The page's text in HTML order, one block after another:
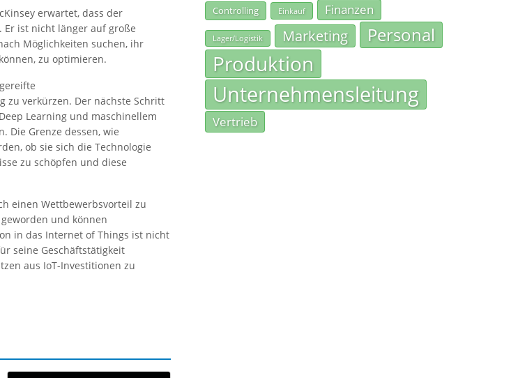
erwartet, dass der
ist nicht länger auf große
Möglichkeiten suchen, ihr
zu optimieren.
zu verkürzen. Der nächste Schritt
Learning und maschinellem
Die Grenze dessen, wie
ob sie sich die Technologie
zu schöpfen und diese
einen Wettbewerbsvorteil zu
und können
in das Internet of Things ist nicht
seine Geschäftstätigkeit
aus IoT-Investitionen zu
Controlling Einkauf Finanzen
Lager/Logistik Marketing Personal
Produktion
Unternehmensleitung
Vertrieb